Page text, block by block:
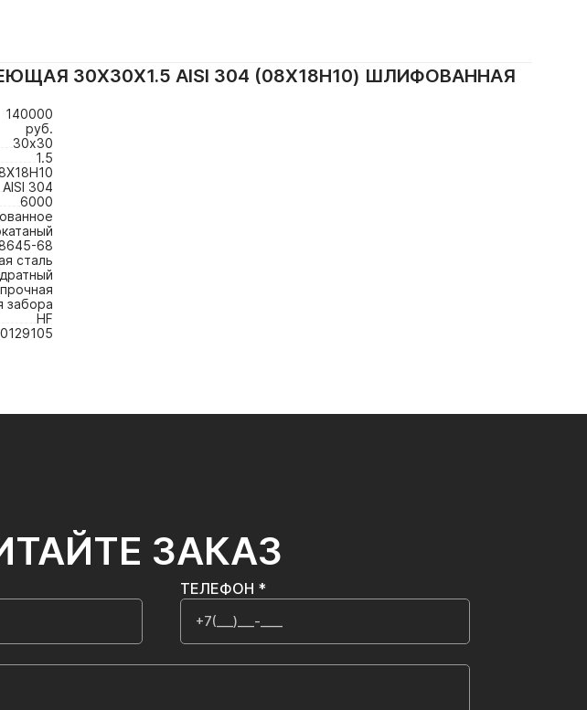
30Х30Х1.5 AISI 304 (08Х18Н10) ШЛИФОВАННАЯ
140000
руб.
30х30
1.5
AISI 304
6000
68
сталь
забора
HF
ЗАКАЗ
ТЕЛЕФОН *